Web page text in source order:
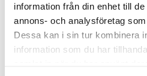
information från din enhet till
annons- och analysföretag
Dessa kan i sin tur kombinera
information som du har
Clearing your browser
We apologize for